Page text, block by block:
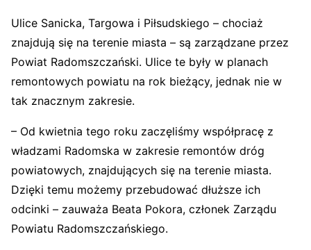
Ulice Sanicka, Targowa i Piłsudskiego – chociaż
znajdują się na terenie miasta – są zarządzane przez
Powiat Radomszczański. Ulice te były w planach
remontowych powiatu na rok bieżący, jednak nie w
tak znacznym zakresie.
– Od kwietnia tego roku zaczęliśmy współpracę z
władzami Radomska w zakresie remontów dróg
powiatowych, znajdujących się na terenie miasta.
Dzięki temu możemy przebudować dłuższe ich
odcinki – zauważa Beata Pokora, członek Zarządu
Powiatu Radomszczańskiego.